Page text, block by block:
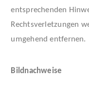
entsprechenden
Rechtsverletzungen
umgehend entfernen.
Bildnachweise